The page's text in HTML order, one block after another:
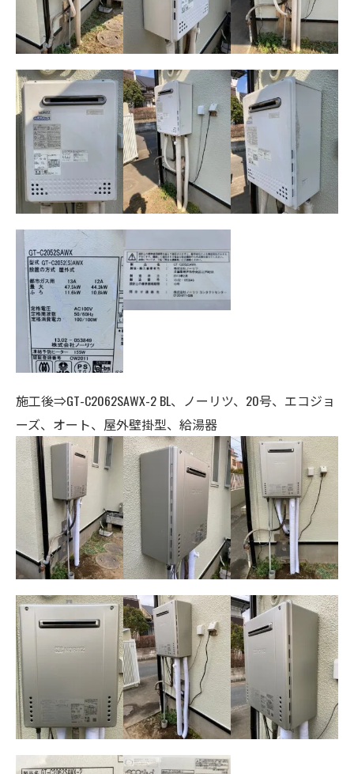
施工後⇒GT-C2062SAWX-2 BL、ノーリツ、20号、エコジョ
ーズ、オート、 屋外壁掛型、給湯器